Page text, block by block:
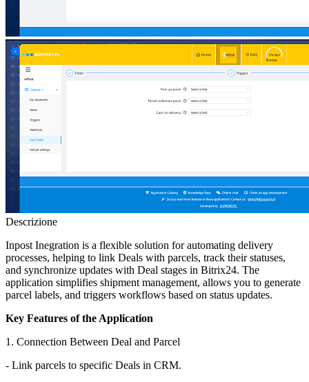
Descrizione
Inpost Inegration is a flexible solution for automating delivery
processes, helping to link Deals with parcels, track their statuses,
and synchronize updates with Deal stages in Bitrix24. The
application simplifies shipment management, allows you to generate
parcel labels, and triggers workflows based on status updates.
Key Features of the Application
1. Connection Between Deal and Parcel
- Link parcels to specific Deals in CRM.